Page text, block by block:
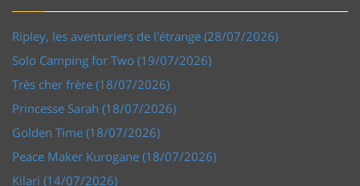
Ripley, les aventuriers de l'étrange (28/07/2026)
Solo Camping for Two (19/07/2026)
Très cher frère (18/07/2026)
Princesse Sarah (18/07/2026)
Golden Time (18/07/2026)
Peace Maker Kurogane (18/07/2026)
Kilari (14/07/2026)